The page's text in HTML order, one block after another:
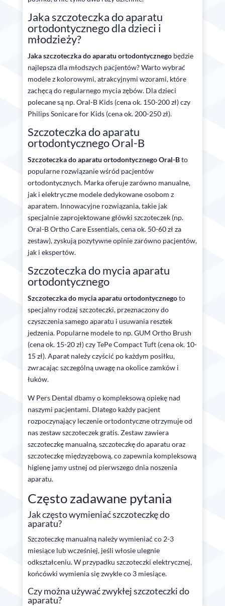
Jaka szczoteczka do aparatu
ortodontycznego dla dzieci i
młodzieży?
Jaka szczoteczka do aparatu ortodontycznegobędzie
najlepsza dla młodszych pacjentów? Warto wybrać
modele z kolorowymi, atrakcyjnymi wzorami, które
zachęcą do regularnego mycia zębów. Dla dzieci
polecane są np. Oral-B Kids (cena ok. 150-200 zł) czy
Philips Sonicare for Kids (cena ok. 200-250 zł).
Szczoteczka do aparatu
ortodontycznego Oral-B
Szczoteczka do aparatu ortodontycznego Oral-Bto
popularne rozwiązanie wśród pacjentów
ortodontycznych. Marka oferuje zarówno manualne,
jak i elektryczne modele dedykowane osobom z
aparatem. Innowacyjne rozwiązania, takie jak
specjalnie zaprojektowane główki szczoteczek (np.
Oral-B Ortho Care Essentials, cena ok. 50-60 zł za
zestaw), zyskują pozytywne opinie zarówno pacjentów,
jak i ekspertów.
Szczoteczka do mycia aparatu
ortodontycznego
Szczoteczka do mycia aparatu ortodontycznegoto
specjalny rodzaj szczoteczki, przeznaczony do
czyszczenia samego aparatu i usuwania resztek
jedzenia. Popularne modele to np. GUM Ortho Brush
(cena ok. 15-20 zł) czy TePe Compact Tuft (cena ok. 10-
15 zł). Aparat należy czyścić po każdym posiłku,
zwracając szczególną uwagę na okolice zamków i
łuków.
W Pers Dental dbamy o kompleksową opiekę nad
naszymi pacjentami. Dlatego każdy pacjent
rozpoczynający leczenie ortodontyczne otrzymuje od
nas zestaw szczoteczek gratis. Zestaw zawiera
szczoteczkę manualną, szczoteczkę do aparatu oraz
szczoteczkę międzyzębową, co zapewnia kompleksową
higienę jamy ustnej od pierwszego dnia noszenia
aparatu.
Często zadawane pytania
Jak często wymieniać szczoteczkę do
aparatu?
Szczoteczkę manualną należy wymieniać co 2-3
miesiące lub wcześniej, jeśli włosie ulegnie
odkształceniu. W przypadku szczoteczki elektrycznej,
końcówki wymienia się zwykle co 3 miesiące.
Czy można używać zwykłej szczoteczki do
aparatu?